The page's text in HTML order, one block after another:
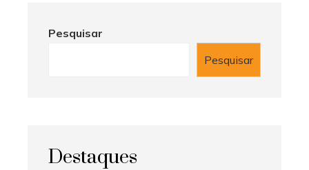
Pesquisar
Pesquisar
Destaques